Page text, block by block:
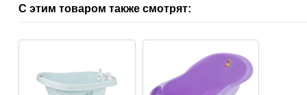
С этим товаром также смотрят: